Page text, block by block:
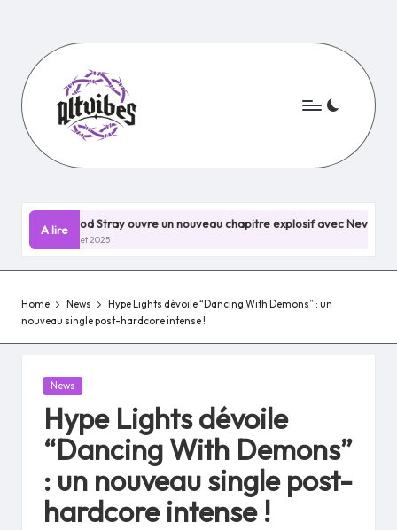
content
A lire
Stray ouvre un nouveau chapitre explosif avec Nevermind !
Home News
Hype Lights dévoile “Dancing With Demons” : un
nouveau single post-hardcore intense !
Posted
News
Hype Lights dévoile
“Dancing With Demons”
: un nouveau single post-
hardcore intense !